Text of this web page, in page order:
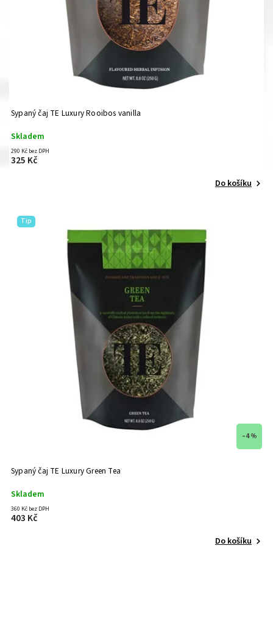
Sypaný čaj TE Luxury Rooibos vanilla
Skladem
290 Kč bez DPH
325 Kč
Do košíku
Tip
–4 %
Sypaný čaj TE Luxury Green Tea
Skladem
360 Kč bez DPH
403 Kč
Do košíku